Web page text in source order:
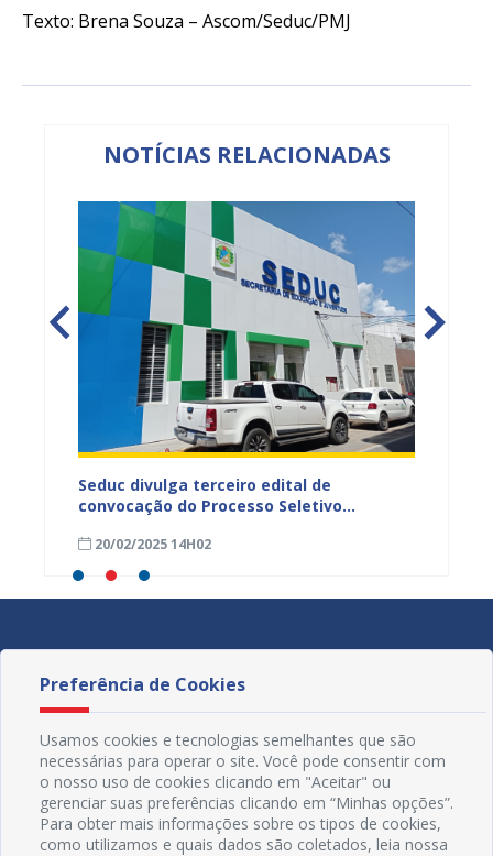
Texto: Brena Souza – Ascom/Seduc/PMJ
NOTÍCIAS RELACIONADAS
Seduc divulga terceiro edital de
convocação do Processo Seletivo
20/02/2025 14H02
Preferência de Cookies
Usamos cookies e tecnologias semelhantes que são
necessárias para operar o site. Você pode consentir com
o nosso uso de cookies clicando em "Aceitar" ou
gerenciar suas preferências clicando em “Minhas opções”.
Para obter mais informações sobre os tipos de cookies,
como utilizamos e quais dados são coletados, leia nossa